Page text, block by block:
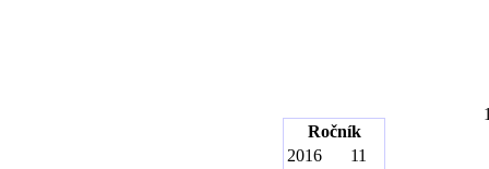
Ročník
2016
11